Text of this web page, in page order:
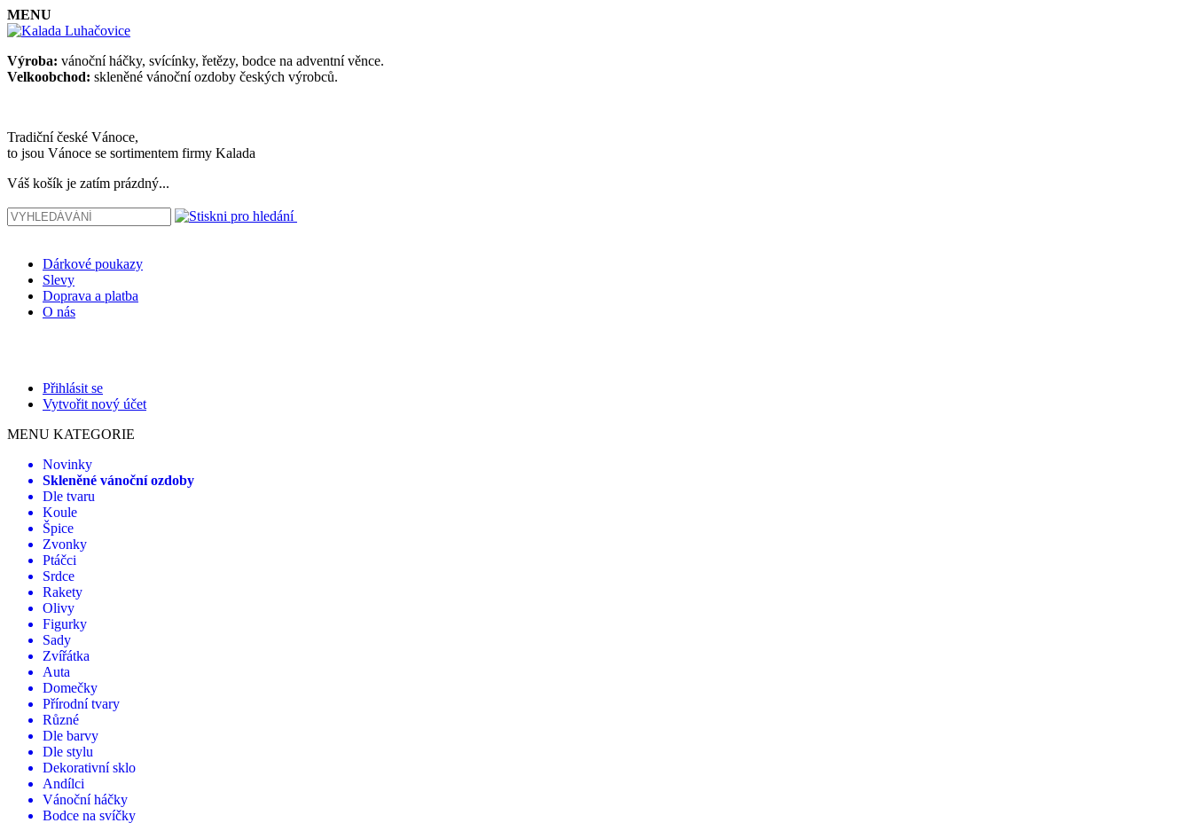
MENU
Výroba: vánoční háčky, svícínky, řetězy, bodce na adventní věnce.
Velkoobchod: skleněné vánoční ozdoby českých výrobců.
Tradiční české Vánoce,
to jsou Vánoce se sortimentem firmy Kalada
Váš košík je zatím prázdný...
Dárkové poukazy
Slevy
Doprava a platba
O nás
Přihlásit se
Vytvořit nový účet
MENU KATEGORIE
Novinky
Skleněné vánoční ozdoby
Dle tvaru
Koule
Špice
Zvonky
Ptáčci
Srdce
Rakety
Olivy
Figurky
Sady
Zvířátka
Auta
Domečky
Přírodní tvary
Různé
Dle barvy
Dle stylu
Dekorativní sklo
Andílci
Vánoční háčky
Bodce na svíčky